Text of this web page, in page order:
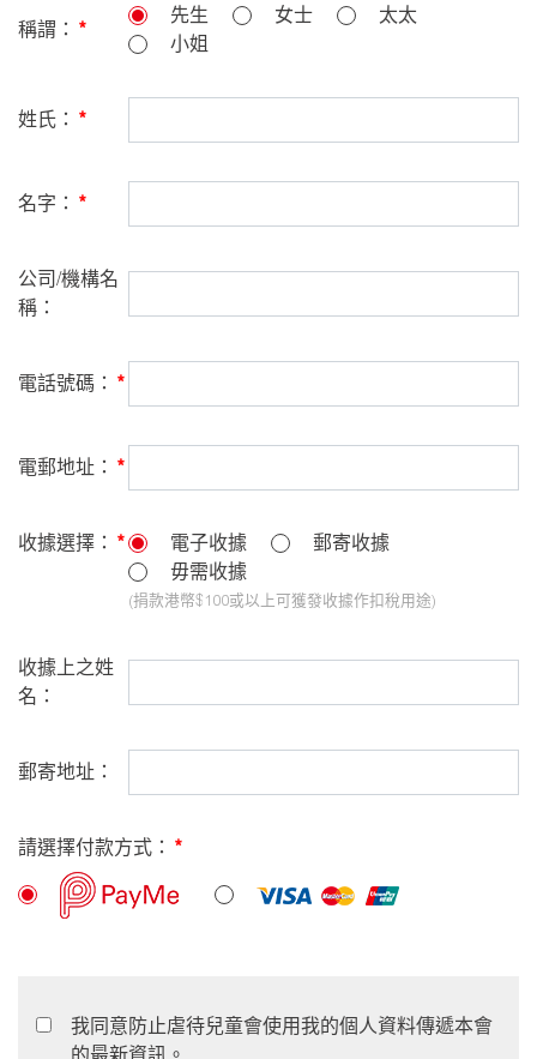
稱謂：
先生 女士
太太
小姐
姓氏：
名字：
公司/機構名
稱：
電話號碼：
電郵地址：
收據選擇： 電子收據
郵寄收據
毋需收據
(捐款港幣$100或以上可獲發收據作扣稅用途)
收據上之姓
名：
郵寄地址：
請選擇付款方式：
我同意防止虐待兒童會使用我的個人資料傳遞本會
的最新資訊。